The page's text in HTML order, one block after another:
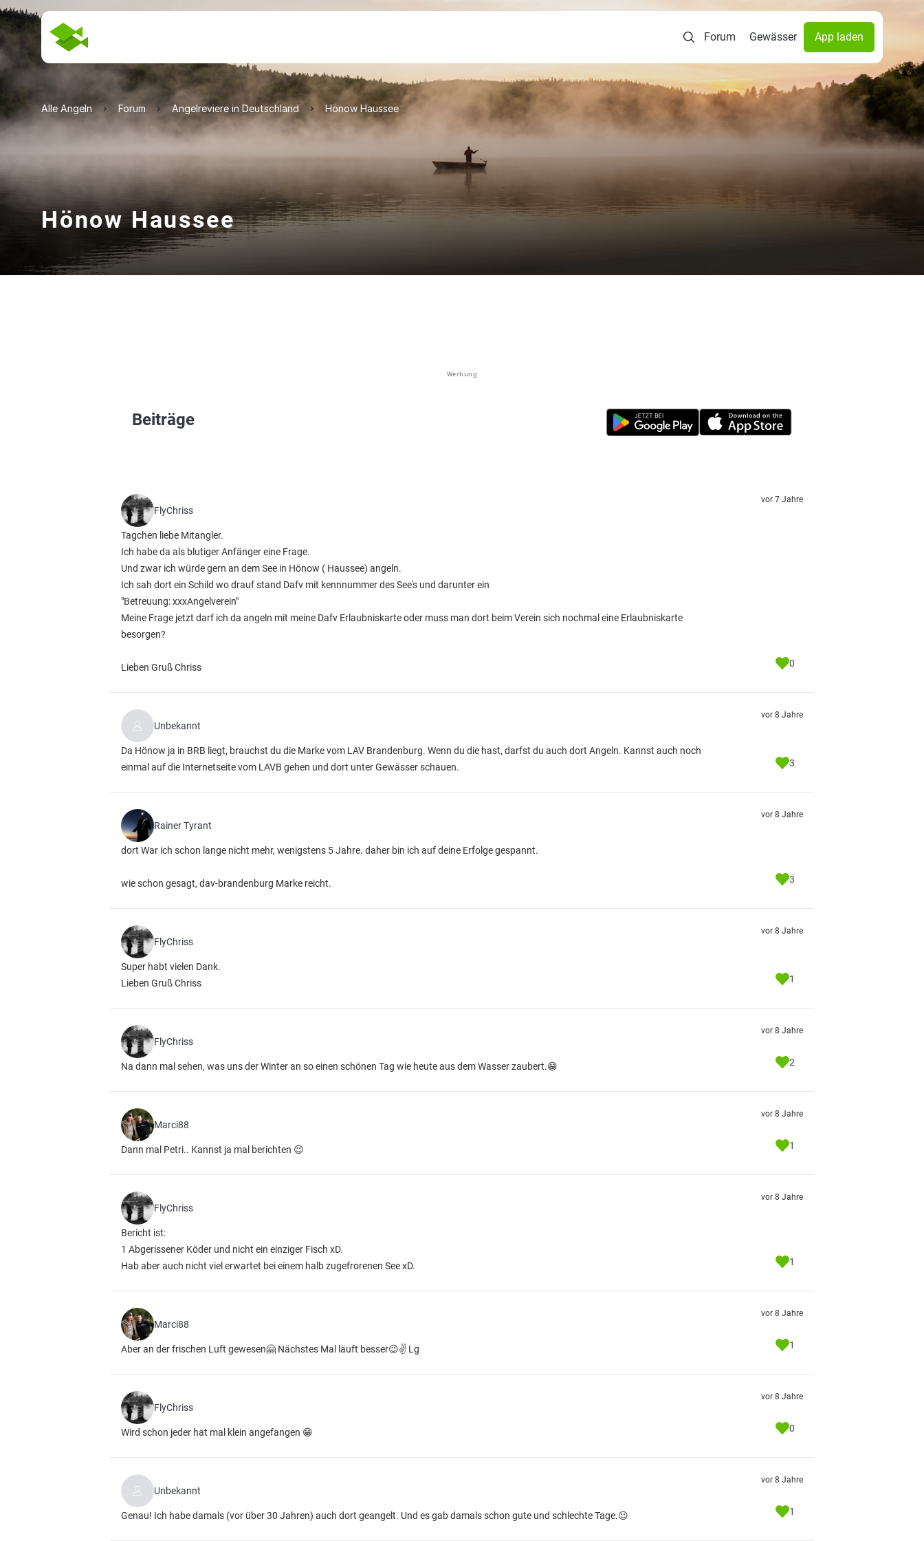
Forum Gewässer App laden
Alle Angeln Forum Angelreviere in Deutschland Hönow Haussee
Hönow Haussee
Werbung
Beiträge
FlyChriss
Tagchen liebe Mitangler.
Ich habe da als blutiger Anfänger eine Frage.
Und zwar ich würde gern an dem See in Hönow ( Haussee) angeln.
Ich sah dort ein Schild wo drauf stand Dafv mit kennnummer des See's und darunter ein
"Betreuung: xxxAngelverein"
Meine Frage jetzt darf ich da angeln mit meine Dafv Erlaubniskarte oder muss man dort beim Verein sich nochmal eine Erlaubniskarte
besorgen?
Lieben Gruß Chriss
vor 7 Jahre
0
Unbekannt
Da Hönow ja in BRB liegt, brauchst du die Marke vom LAV Brandenburg. Wenn du die hast, darfst du auch dort Angeln. Kannst auch noch
einmal auf die Internetseite vom LAVB gehen und dort unter Gewässer schauen.
vor 8 Jahre
3
Rainer Tyrant
dort War ich schon lange nicht mehr, wenigstens 5 Jahre. daher bin ich auf deine Erfolge gespannt.
wie schon gesagt, dav-brandenburg Marke reicht.
vor 8 Jahre
3
FlyChriss
Super habt vielen Dank.
Lieben Gruß Chriss
vor 8 Jahre
1
FlyChriss
Na dann mal sehen, was uns der Winter an so einen schönen Tag wie heute aus dem Wasser zaubert.😁
vor 8 Jahre
2
Marci88
Dann mal Petri.. Kannst ja mal berichten 😉
vor 8 Jahre
1
FlyChriss
Bericht ist:
1 Abgerissener Köder und nicht ein einziger Fisch xD.
Hab aber auch nicht viel erwartet bei einem halb zugefrorenen See xD.
vor 8 Jahre
1
Marci88
Aber an der frischen Luft gewesen🤗 Nächstes Mal läuft besser😉✌️ Lg
vor 8 Jahre
1
FlyChriss
Wird schon jeder hat mal klein angefangen 😁
vor 8 Jahre
0
Unbekannt
Genau! Ich habe damals (vor über 30 Jahren) auch dort geangelt. Und es gab damals schon gute und schlechte Tage.😉
vor 8 Jahre
1